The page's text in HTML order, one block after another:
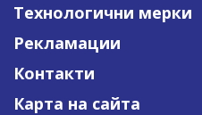
Технологични мерки
Рекламации
Контакти
Карта на сайта